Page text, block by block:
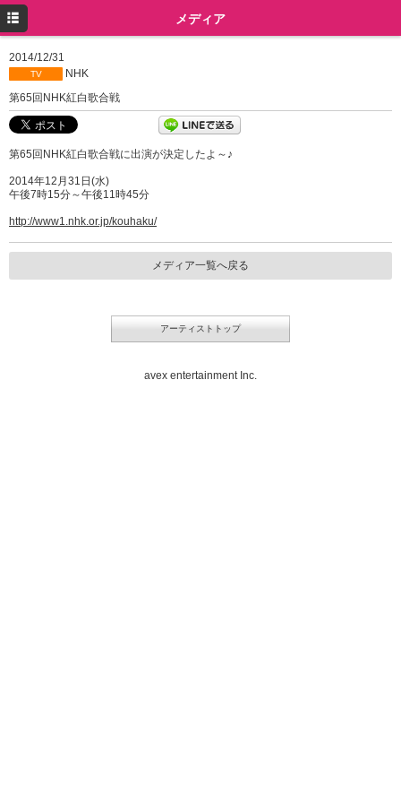
メディア
2014/12/31
TV
NHK
第65回NHK紅白歌合戦
第65回NHK紅白歌合戦に出演が決定したよ～♪
2014年12月31日(水)
午後7時15分～午後11時45分
http://www1.nhk.or.jp/kouhaku/
メディア一覧へ戻る
アーティストトップ
avex entertainment Inc.
プロフィール
メディア
イベント
ミュージック
グッズ